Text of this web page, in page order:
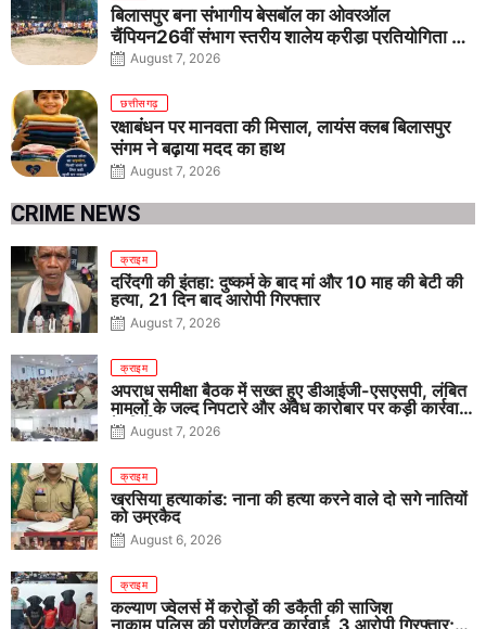
बिलासपुर बना संभागीय बेसबॉल का ओवरऑल
चैंपियन26वीं संभाग स्तरीय शालेय क्रीड़ा प्रतियोगिता में
तीनों आयु वर्गों में शानदार प्रदर्शन
August 7, 2026
छत्तीसगढ़
रक्षाबंधन पर मानवता की मिसाल, लायंस क्लब बिलासपुर
संगम ने बढ़ाया मदद का हाथ
August 7, 2026
CRIME NEWS
क्राइम
दरिंदगी की इंतहा: दुष्कर्म के बाद मां और 10 माह की बेटी की
हत्या, 21 दिन बाद आरोपी गिरफ्तार
August 7, 2026
क्राइम
अपराध समीक्षा बैठक में सख्त हुए डीआईजी-एसएसपी, लंबित
मामलों के जल्द निपटारे और अवैध कारोबार पर कड़ी कार्रवाई
के निर्देश
August 7, 2026
क्राइम
खरसिया हत्याकांड: नाना की हत्या करने वाले दो सगे नातियों
को उम्रकैद
August 6, 2026
क्राइम
कल्याण ज्वेलर्स में करोड़ों की डकैती की साजिश
नाकाम,पुलिस की प्रोएक्टिव कार्रवाई, 3 आरोपी गिरफ्तार;